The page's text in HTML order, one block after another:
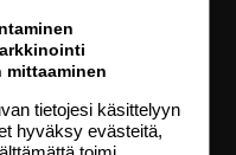
tiedot, aikataulut ja
mittaaminen
tietojesi käsittelyyn
hyväksy evästeitä,